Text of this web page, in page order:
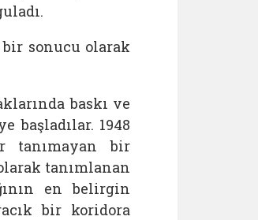
sonucu olarak
baskı ve
başladılar. 1948
tanımayan bir
tanımlanan
en belirgin
bir koridora